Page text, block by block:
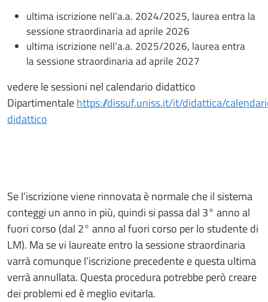
ultima iscrizione nell’a.a. 2024/2025, laurea entra la
sessione straordinaria ad aprile 2026
ultima iscrizione nell’a.a. 2025/2026, laurea entra
la sessione straordinaria ad aprile 2027
vedere le sessioni nel calendario didattico
Dipartimentalehttps://dissuf.uniss.it/it/didattica/
didattico
Se l’iscrizione viene rinnovata è normale che il sistema
conteggi un anno in più, quindi si passa dal 3° anno al
fuori corso (dal 2° anno al fuori corso per lo studente di
LM). Ma se vi laureate entro la sessione straordinaria
varrà comunque l’iscrizione precedente e questa ultima
verrà annullata. Questa procedura potrebbe però creare
dei problemi ed è meglio evitarla.